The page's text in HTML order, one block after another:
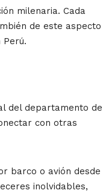
milenaria. Cada
de este aspecto
del departamento de
con otras
barco o avión desde
inolvidables,